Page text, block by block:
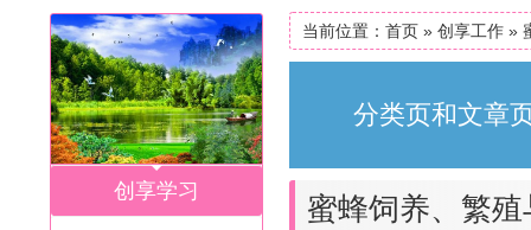
创享学习
当前位置： 首页 » 创享工作 »
分类页和文章
蜜蜂饲养、繁